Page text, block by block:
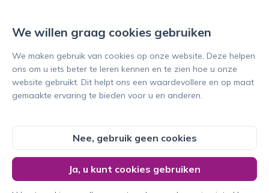
We willen graag cookies gebruiken
We maken gebruik van cookies op onze website. Deze helpen
ons om u iets beter te leren kennen en te zien hoe u onze
website gebruikt. Dit helpt ons een waardevollere en op maat
gemaakte ervaring te bieden voor u en anderen.
Nee, gebruik geen cookies
Ja, u kunt cookies gebruiken
Conta